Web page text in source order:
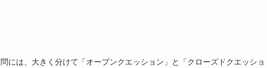
には、大きく分けて「オープンクエッション」と「クローズドクエッショ